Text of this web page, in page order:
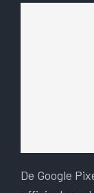
De Google